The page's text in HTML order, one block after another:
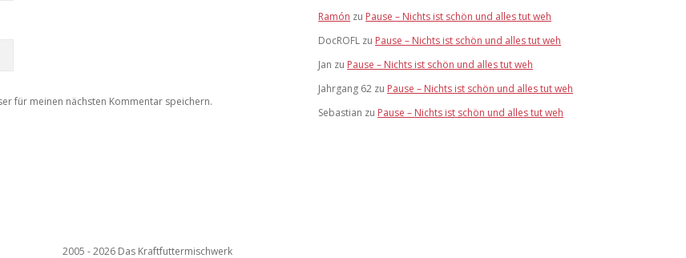
für meinen nächsten Kommentar speichern.
Ramón zu Pause – Nichts ist schön und alles tut weh
DocROFL zu Pause – Nichts ist schön und alles tut weh
Jan zu Pause – Nichts ist schön und alles tut weh
Jahrgang 62 zu Pause – Nichts ist schön und alles tut weh
Sebastian zu Pause – Nichts ist schön und alles tut weh
2005 - 2026 Das Kraftfuttermischwerk